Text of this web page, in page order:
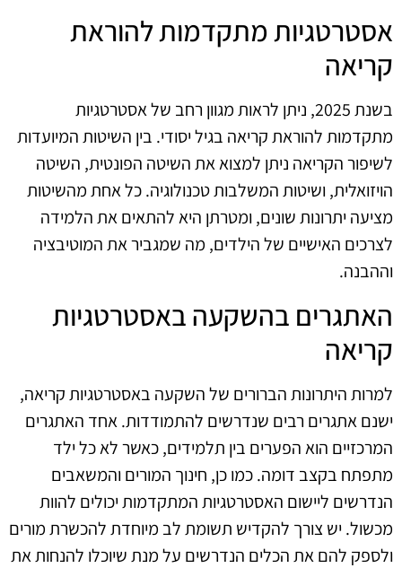
אסטרטגיות מתקדמות להוראת
קריאה
בשנת 2025, ניתן לראות מגוון רחב של אסטרטגיות
מתקדמות להוראת קריאה בגיל יסודי. בין השיטות המיועדות
לשיפור הקריאה ניתן למצוא את השיטה הפונטית, השיטה
הויזואלית, ושיטות המשלבות טכנולוגיה. כל אחת מהשיטות
מציעה יתרונות שונים, ומטרתן היא להתאים את הלמידה
לצרכים האישיים של הילדים, מה שמגביר את המוטיבציה
וההבנה.
האתגרים בהשקעה באסטרטגיות
קריאה
למרות היתרונות הברורים של השקעה באסטרטגיות קריאה,
ישנם אתגרים רבים שנדרשים להתמודדות. אחד האתגרים
המרכזיים הוא הפערים בין תלמידים, כאשר לא כל ילד
מתפתח בקצב דומה. כמו כן, חינוך המורים והמשאבים
הנדרשים ליישום האסטרטגיות המתקדמות יכולים להוות
מכשול. יש צורך להקדיש תשומת לב מיוחדת להכשרת מורים
ולספק להם את הכלים הנדרשים על מנת שיוכלו להנחות את